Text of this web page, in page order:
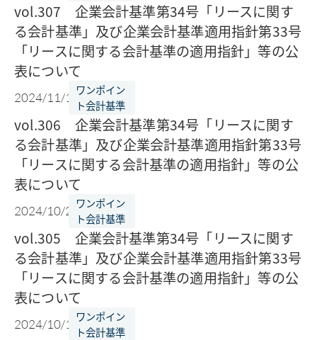
vol.307 企業会計基準第34号「リースに関す
る会計基準」及び企業会計基準適用指針第33号
「リースに関する会計基準の適用指針」等の公
表について
2024/11/11
ワンポイン
ト会計基準
vol.306 企業会計基準第34号「リースに関す
る会計基準」及び企業会計基準適用指針第33号
「リースに関する会計基準の適用指針」等の公
表について
2024/10/28
ワンポイン
ト会計基準
vol.305 企業会計基準第34号「リースに関す
る会計基準」及び企業会計基準適用指針第33号
「リースに関する会計基準の適用指針」等の公
表について
2024/10/15
ワンポイン
ト会計基準